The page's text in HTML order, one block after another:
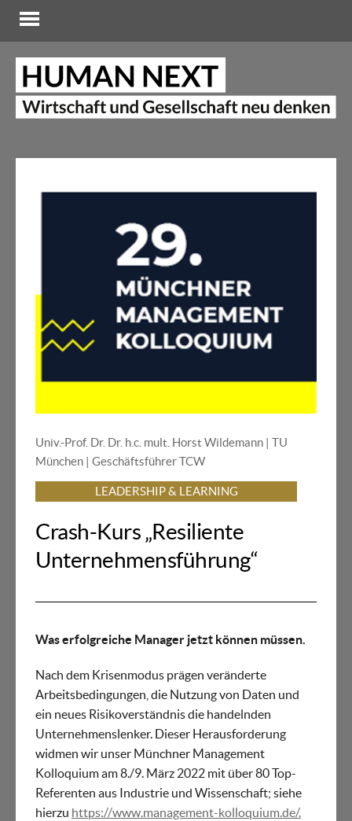
Univ.-Prof. Dr. Dr. h.c. mult. Horst Wildemann | TU
München | Geschäftsführer TCW
LEADERSHIP & LEARNING
Crash-Kurs „Resiliente
Unternehmensführung“
Was erfolgreiche Manager jetzt können müssen.
Nach dem Krisenmodus prägen veränderte
Arbeitsbedingungen, die Nutzung von Daten und
ein neues Risikoverständnis die handelnden
Unternehmenslenker. Dieser Herausforderung
widmen wir unser Münchner Management
Kolloquium am 8./9. März 2022 mit über 80 Top-
Referenten aus Industrie und Wissenschaft; siehe
hierzu https://www.management-kolloquium.de/.